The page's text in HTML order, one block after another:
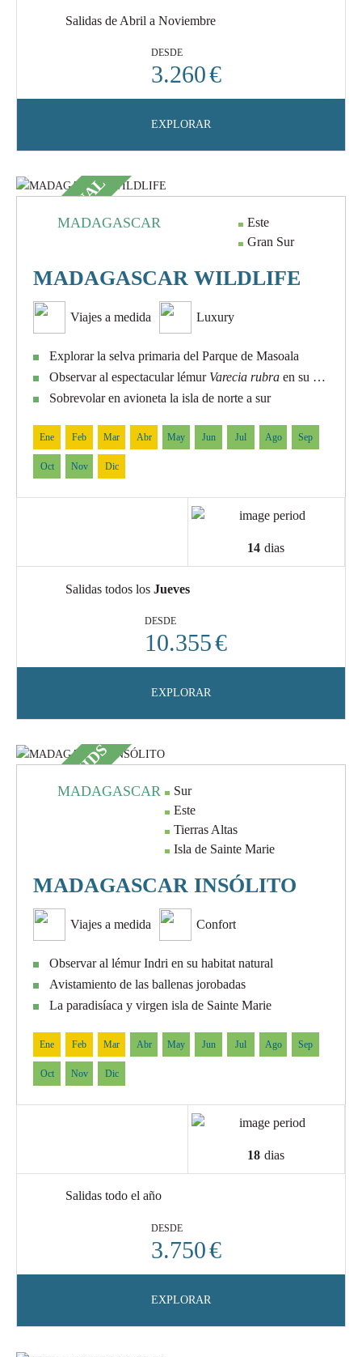
Salidas de Abril a Noviembre
DESDE
3.260€
EXPLORAR
EXCEPCIONAL
MADAGASCAR
Este
Gran Sur
MADAGASCAR WILDLIFE
Viajes a medida Luxury
Explorar la selva primaria del Parque de Masoala
Observar al espectacular lémur Varecia rubra en su hábitat natural
Sobrevolar en avioneta la isla de norte a sur
Ene Feb Mar Abr May Jun Jul Ago Sep
Oct Nov Dic
14 dias
Salidas todos los Jueves
DESDE
10.355€
EXPLORAR
ESPECIAL KIDS
MADAGASCAR
Sur
Este
Tierras Altas
Isla de Sainte Marie
MADAGASCAR INSÓLITO
Viajes a medida Confort
Observar al lémur Indri en su habitat natural
Avistamiento de las ballenas jorobadas
La paradisíaca y virgen isla de Sainte Marie
Ene Feb Mar Abr May Jun Jul Ago Sep
Oct Nov Dic
18 dias
Salidas todo el año
DESDE
3.750€
EXPLORAR